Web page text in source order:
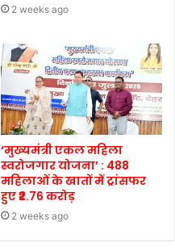
2 weeks ago
‘मुख्यमंत्री एकल महिला
स्वरोजगार योजना’ : 488
महिलाओं के खातों में ट्रांसफर
हुए ₹2.76 करोड़
2 weeks ago